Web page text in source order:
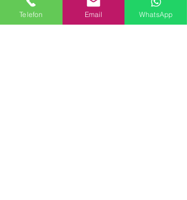
Kişisel Verilerin Korunması
Kalite Politikamız
Telefon Email WhatsApp